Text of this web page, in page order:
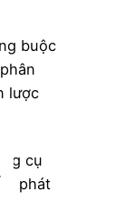
buộc
lược
cụ
phát